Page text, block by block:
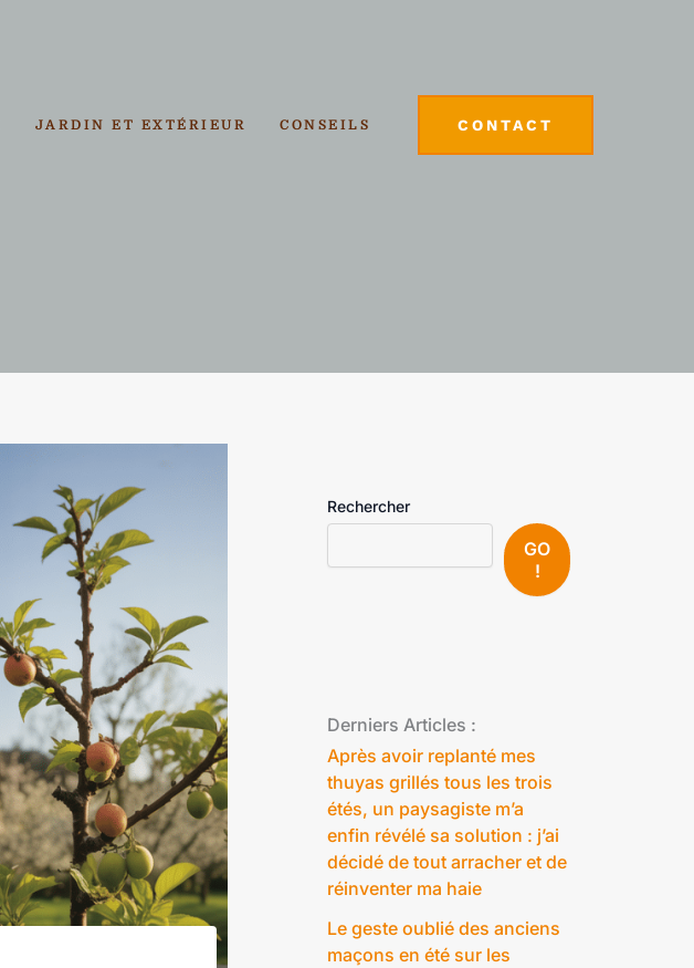
JARDIN ET EXTÉRIEUR CONSEILS CONTACT
Rechercher
GO
!
Derniers Articles :
Après avoir replanté mes
thuyas grillés tous les trois
étés, un paysagiste m’a
enfin révélé sa solution : j’ai
décidé de tout arracher et de
réinventer ma haie
Le geste oublié des anciens
maçons en été sur les